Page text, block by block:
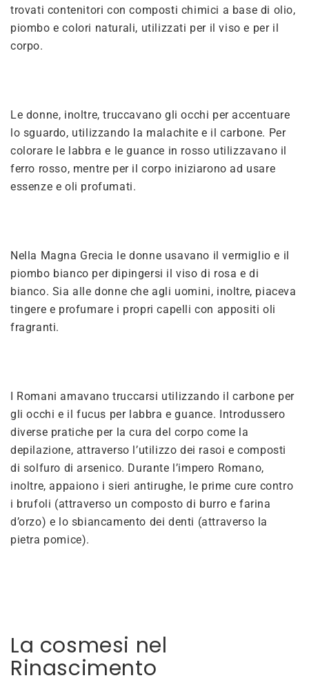
trovati contenitori con composti chimici a base di olio,
piombo e colori naturali, utilizzati per il viso e per il
corpo.
Le donne, inoltre, truccavano gli occhi per accentuare
lo sguardo, utilizzando la malachite e il carbone. Per
colorare le labbra e le guance in rosso utilizzavano il
ferro rosso, mentre per il corpo iniziarono ad usare
essenze e oli profumati.
Nella Magna Grecia le donne usavano il vermiglio e il
piombo bianco per dipingersi il viso di rosa e di
bianco. Sia alle donne che agli uomini, inoltre, piaceva
tingere e profumare i propri capelli con appositi oli
fragranti.
I Romani amavano truccarsi utilizzando il carbone per
gli occhi e il fucus per labbra e guance. Introdussero
diverse pratiche per la cura del corpo come la
depilazione, attraverso l’utilizzo dei rasoi e composti
di solfuro di arsenico. Durante l’impero Romano,
inoltre, appaiono i sieri antirughe, le prime cure contro
i brufoli (attraverso un composto di burro e farina
d’orzo) e lo sbiancamento dei denti (attraverso la
pietra pomice).
La cosmesi nel
Rinascimento